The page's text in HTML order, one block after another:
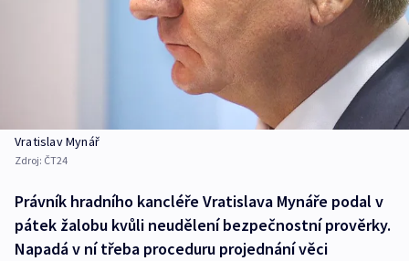
Vratislav Mynář
Zdroj: ČT24
Právník hradního kancléře Vratislava Mynáře podal v
pátek žalobu kvůli neudělení bezpečnostní prověrky.
Napadá v ní třeba proceduru projednání věci